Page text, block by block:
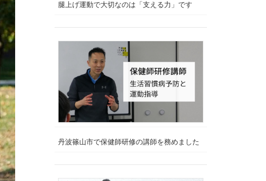
腿上げ運動で大切なのは「支える力」です
丹波篠山市で保健師研修の講師を務めました